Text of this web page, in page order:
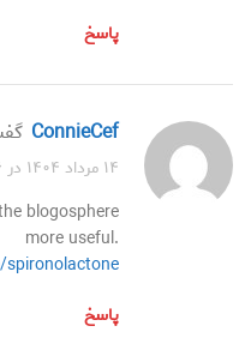
پاسخ
ConnieCef
۱۴ مرداد ۱۴۰۴ در ۱:۴۶ ق.ظ
blogosphere
more useful.
پاسخ